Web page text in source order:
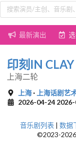
最新演出
印刻IN CLAY
上海二轮
上海· 上海话剧艺
2026-04-24
音乐剧列表 | 数据
©2023-